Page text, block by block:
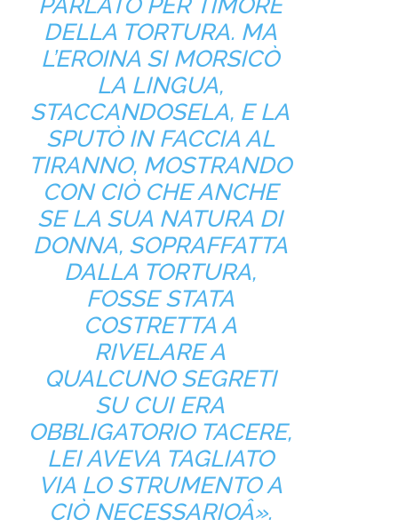
PARLATO PER TIMORE
DELLA TORTURA. MA
L’EROINA SI MORSICÒ
LA LINGUA,
STACCANDOSELA, E LA
SPUTÒ IN FACCIA AL
TIRANNO, MOSTRANDO
CON CIÒ CHE ANCHE
SE LA SUA NATURA DI
DONNA, SOPRAFFATTA
DALLA TORTURA,
FOSSE STATA
COSTRETTA A
RIVELARE A
QUALCUNO SEGRETI
SU CUI ERA
OBBLIGATORIO TACERE,
LEI AVEVA TAGLIATO
VIA LO STRUMENTO A
CIÒ NECESSARIOÂ».